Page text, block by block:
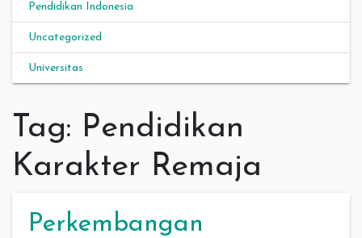
Pendidikan Indonesia
Uncategorized
Universitas
Tag: Pendidikan
Karakter Remaja
Perkembangan